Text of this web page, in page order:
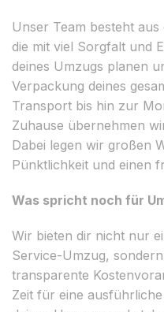
Unser Team besteht
die mit viel Sorgfalt und
deines Umzugs planen
Verpackung deines
Transport bis hin zur
Zuhause übernehmen
Dabei legen wir großen
Pünktlichkeit und einen
Was spricht noch für
Wir bieten dir nicht nur
Service-Umzug,
transparente
Zeit für eine